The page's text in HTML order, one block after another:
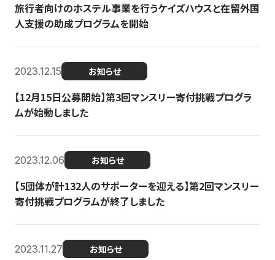
旅行者向けのホステル事業を行うケイズハウスと在留外国
人支援の助成プログラムを開始
2023.12.15 お知らせ
【12月15日公募開始】第3回マンスリー寄付挑戦プログラ
ムが始動しました
2023.12.06 お知らせ
【5団体が計132人のサポーターを迎える】第2回マンスリー
寄付挑戦プログラムが終了しました
2023.11.27 お知らせ